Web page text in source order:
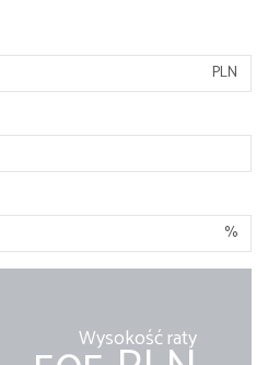
PLN
%
Wysokość raty